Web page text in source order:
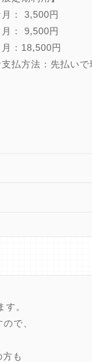
： 3,500円
： 9,500円
：18,500円
払方法：先払いで
。
で、
も